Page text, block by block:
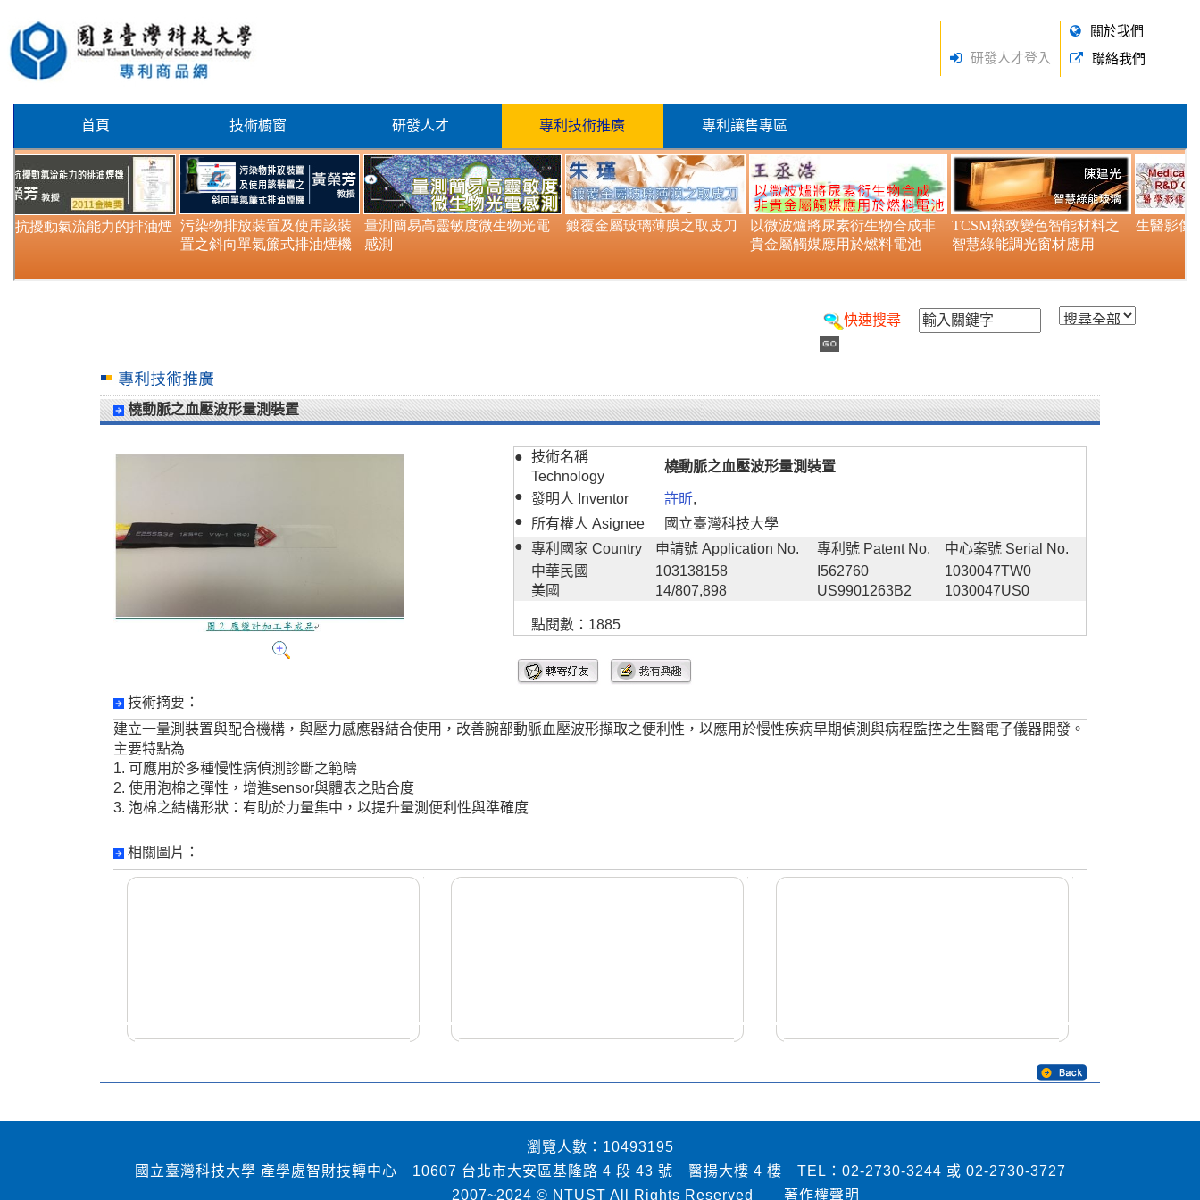
研發人才登入
關於我們
聯絡我們
首頁 技術櫥窗 研發人才 專利技術推廣 專利讓售專區
快速搜尋
橈動脈之血壓波形量測裝置
● 技術名稱
Technology
橈動脈之血壓波形量測裝置
● 發明人 Inventor 許昕,
●
所有權人 Asignee
國立臺灣科技大學
● 專利國家 Country 申請號 Application No. 專利號 Patent No.
中心案號 Serial No.
中華民國
103138158 I562760
1030047TW0
美國
14/807,898 US9901263B2 1030047US0
點閱數：1885
技術摘要：
建立一量測裝置與配合機構，與壓力感應器結合使用，改善腕部動脈血壓波形擷取之便利性，以應用於慢性疾病早期偵測與病程監控之生醫電子儀器開發。
主要特點為
1. 可應用於多種慢性病偵測診斷之範疇
2. 使用泡棉之彈性，增進sensor與體表之貼合度
3. 泡棉之結構形狀：有助於力量集中，以提升量測便利性與準確度
相關圖片：
瀏覽人數：10493195
國立臺灣科技大學 產學處智財技轉中心 10607 台北市大安區基隆路 4 段 43 號 醫揚大樓 4 樓 TEL：02-2730-3244 或 02-2730-3727
2007~2024 © NTUST All Rights Reserved 著作權聲明